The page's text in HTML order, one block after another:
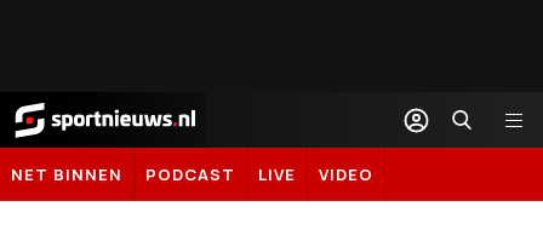
Sportnieuws.nl
NET BINNEN PODCAST LIVE VIDEO